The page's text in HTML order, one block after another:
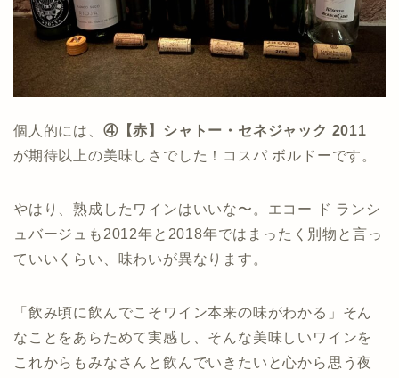
個人的には、 ④【赤】シャトー・セネジャック 2011
が期待以上の美味しさでした！コスパ ボルドーです。
やはり、熟成したワインはいいな〜。エコー ド ランシ
ュバージュも2012年と2018年ではまったく別物と言っ
ていいくらい、味わいが異なります。
「飲み頃に飲んでこそワイン本来の味がわかる」そん
なことをあらためて実感し、そんな美味しいワインを
これからもみなさんと飲んでいきたいと心から思う夜